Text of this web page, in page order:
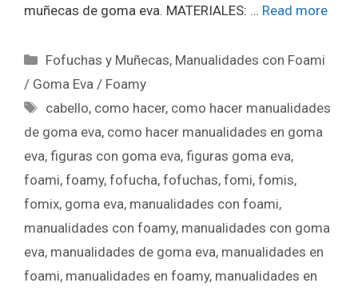
muñecas de goma eva. MATERIALES: … Read more
Fofuchas y Muñecas, Manualidades con Foami
/ Goma Eva / Foamy
cabello, como hacer, como hacer manualidades
de goma eva, como hacer manualidades en goma
eva, figuras con goma eva, figuras goma eva,
foami, foamy, fofucha, fofuchas, fomi, fomis,
fomix, goma eva, manualidades con foami,
manualidades con foamy, manualidades con goma
eva, manualidades de goma eva, manualidades en
foami, manualidades en foamy, manualidades en